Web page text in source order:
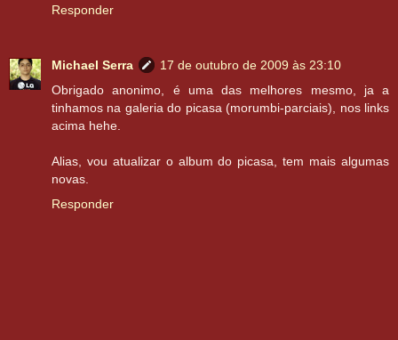
Responder
Michael Serra
17 de outubro de 2009 às 23:10
Obrigado anonimo, é uma das melhores mesmo, ja a
tinhamos na galeria do picasa (morumbi-parciais), nos links
acima hehe.
Alias, vou atualizar o album do picasa, tem mais algumas
novas.
Responder